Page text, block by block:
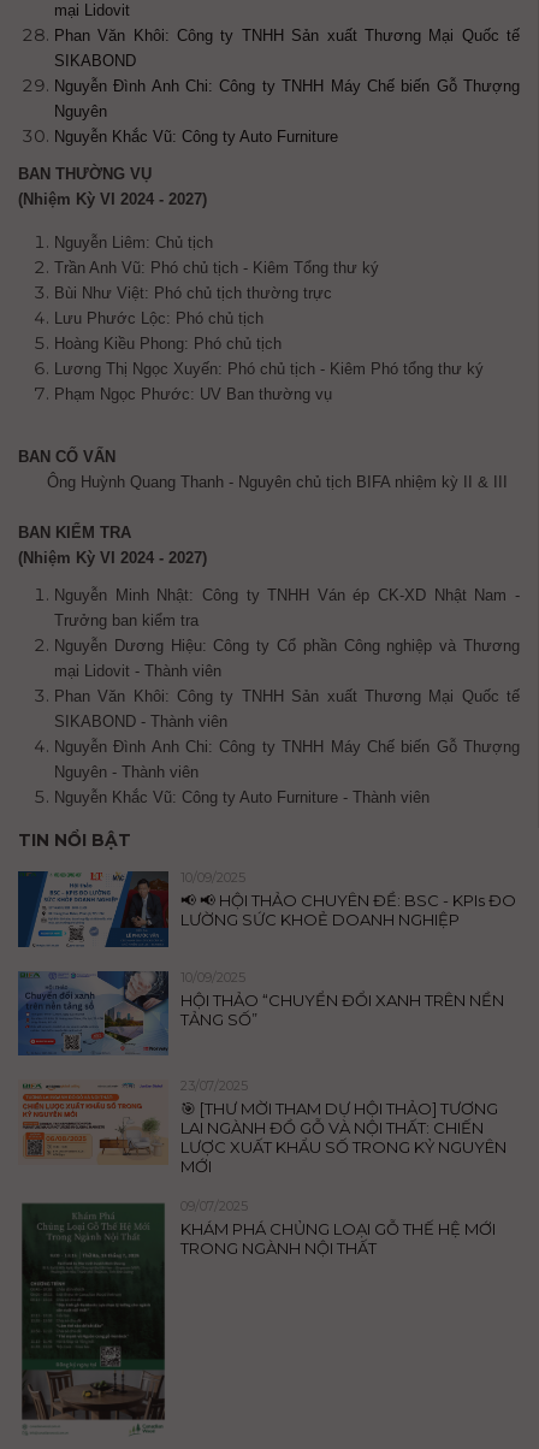
mại Lidovit
Phan Văn Khôi: Công ty TNHH Sản xuất Thương Mại Quốc tế
SIKABOND
Nguyễn Đình Anh Chi: Công ty TNHH Máy Chế biến Gỗ Thượng
Nguyên
Nguyễn Khắc Vũ: Công ty Auto Furniture
BAN THƯỜNG VỤ
(Nhiệm Kỳ VI 2024 - 2027)
Nguyễn Liêm: Chủ tịch
Trần Anh Vũ: Phó chủ tịch - Kiêm Tổng thư ký
Bùi Như Việt: Phó chủ tịch thường trực
Lưu Phước Lộc: Phó chủ tịch
Hoàng Kiều Phong: Phó chủ tịch
Lương Thị Ngọc Xuyến: Phó chủ tịch - Kiêm Phó tổng thư ký
Phạm Ngọc Phước: UV Ban thường vụ
BAN CỐ VẤN
Ông Huỳnh Quang Thanh - Nguyên chủ tịch BIFA nhiệm kỳ II & III
BAN KIỂM TRA
(Nhiệm Kỳ VI 2024 - 2027)
Nguyễn Minh Nhật: Công ty TNHH Ván ép CK-XD Nhật Nam -
Trưởng ban kiểm tra
Nguyễn Dương Hiệu: Công ty Cổ phần Công nghiệp và Thương
mại Lidovit - Thành viên
Phan Văn Khôi: Công ty TNHH Sản xuất Thương Mại Quốc tế
SIKABOND - Thành viên
Nguyễn Đình Anh Chi: Công ty TNHH Máy Chế biến Gỗ Thượng
Nguyên - Thành viên
Nguyễn Khắc Vũ: Công ty Auto Furniture - Thành viên
TIN NỔI BẬT
10/09/2025
📢 📢 HỘI THẢO CHUYÊN ĐỀ: BSC - KPIs ĐO
LƯỜNG SỨC KHOẺ DOANH NGHIỆP
10/09/2025
HỘI THẢO “CHUYỂN ĐỔI XANH TRÊN NỀN
TẢNG SỐ”
23/07/2025
🎯 [THƯ MỜI THAM DỰ HỘI THẢO] TƯƠNG
LAI NGÀNH ĐỒ GỖ VÀ NỘI THẤT: CHIẾN
LƯỢC XUẤT KHẨU SỐ TRONG KỶ NGUYÊN
MỚI
09/07/2025
KHÁM PHÁ CHỦNG LOẠI GỖ THẾ HỆ MỚI
TRONG NGÀNH NỘI THẤT